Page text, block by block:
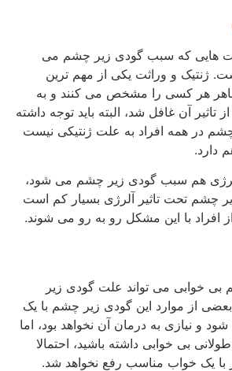
هایی که سبب گودی زیر چشم می
و وراثت یکی از مهم ترین
هر کسی را مشخص می کنند و به
آن غافل شد، البته باید توجه داشته
در همه افراد به علت ژنتیکی نیست
هم سبب گودی زیر چشم می شود،
چشم تحت تاثیر آلرژی بسیار کم است
با این مشکل رو به رو می شوند.
خوابی می تواند علت گودی زیر
از موارد این گودی زیر چشم با یک
نیازی به درمان آن نخواهد بود، اما
بی خوابی داشته باشید، احتمالا
یک خواب مناسب رفع نخواهد شد.